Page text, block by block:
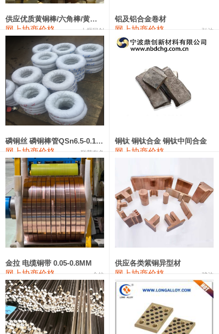
1#电解锰 18,800—19,000 18,900
1#铬 60,000—82,000
2202#硅 14,100—14,300
553#硅 9,200—9,400 9,300
3303#硅 10,300—10,500 10,400
441#硅 9,500—9,700
金属硅553#-331# 10,000 0
漆包线 111,610—115,610 113,610
磷铜合金 110,400—117,200 113,800 1,050
无氧铜丝(硬) 109,350—109,650 109,500
R410A专用紫铜管 113,340—113,340
铸造铝合金锭(A380） 26,200—26,400 26,300 100
铝合金ADC12 24,100—24,300 100
铸造铝合金锭(ZL102) 24,100—24,300 24,200
供应优质黄铜棒/六角棒/黄铜方板
网上协商价格 十堰同创
铝及铝合金卷材
网上协商价格 弘达
磷铜丝 磷铜棒管QSn6.5-0.1 7-0.2 8-0.3
网上协商价格 联荣有色
铜钛 铜钛合金 铜钛中间合金
网上协商价格
金拉 电缆铜带 0.05-0.8MM
网上协商价格 金拉
供应各类紫铜异型材
网上协商价格 骏达